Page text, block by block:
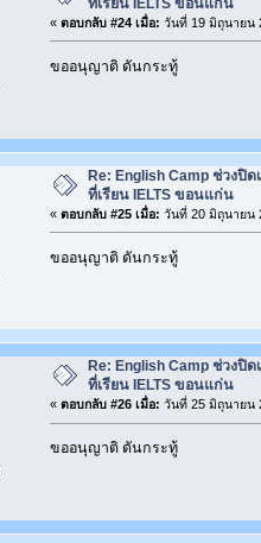
ที่เรียน IELTS ขอนแก่น
« ตอบกลับ #24 เมื่อ: วันที่ 19 มิถุนายน
ขออนุญาติ ดันกระทู้
Re: English Camp ช่วงปิ
ที่เรียน IELTS ขอนแก่น
« ตอบกลับ #25 เมื่อ: วันที่ 20 มิถุนายน
ขออนุญาติ ดันกระทู้
Re: English Camp ช่วงปิ
ที่เรียน IELTS ขอนแก่น
« ตอบกลับ #26 เมื่อ: วันที่ 25 มิถุนายน
ขออนุญาติ ดันกระทู้